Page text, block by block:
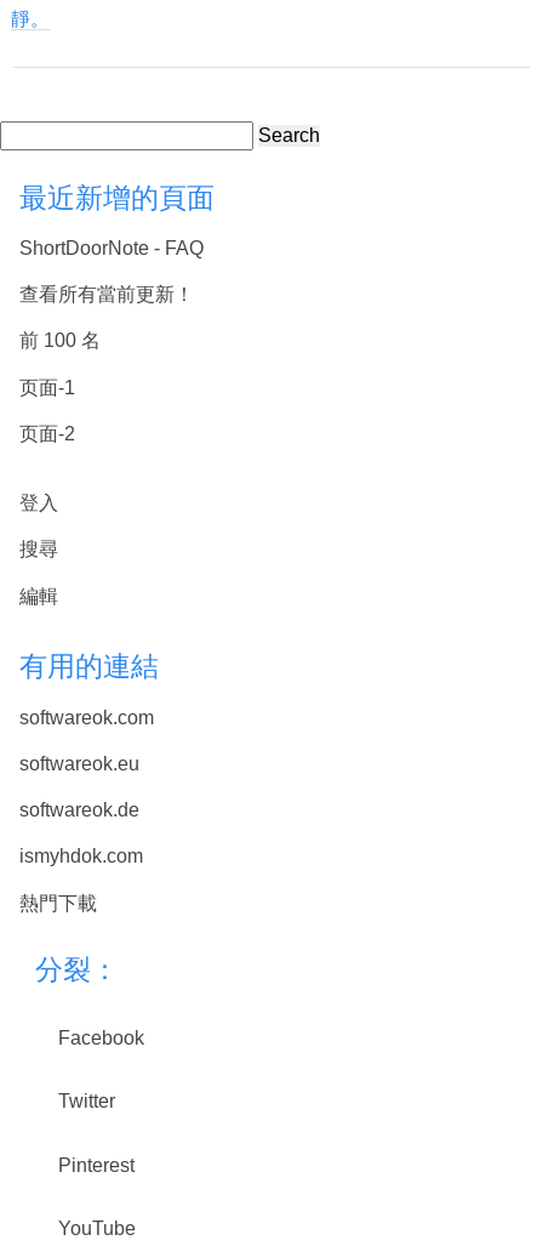
靜。
Search
最近新增的頁面
ShortDoorNote - FAQ
查看所有當前更新！
前 100 名
页面-1
页面-2
登入
搜尋
編輯
有用的連結
softwareok.com
softwareok.eu
softwareok.de
ismyhdok.com
熱門下載
分裂：
Facebook
Twitter
Pinterest
YouTube